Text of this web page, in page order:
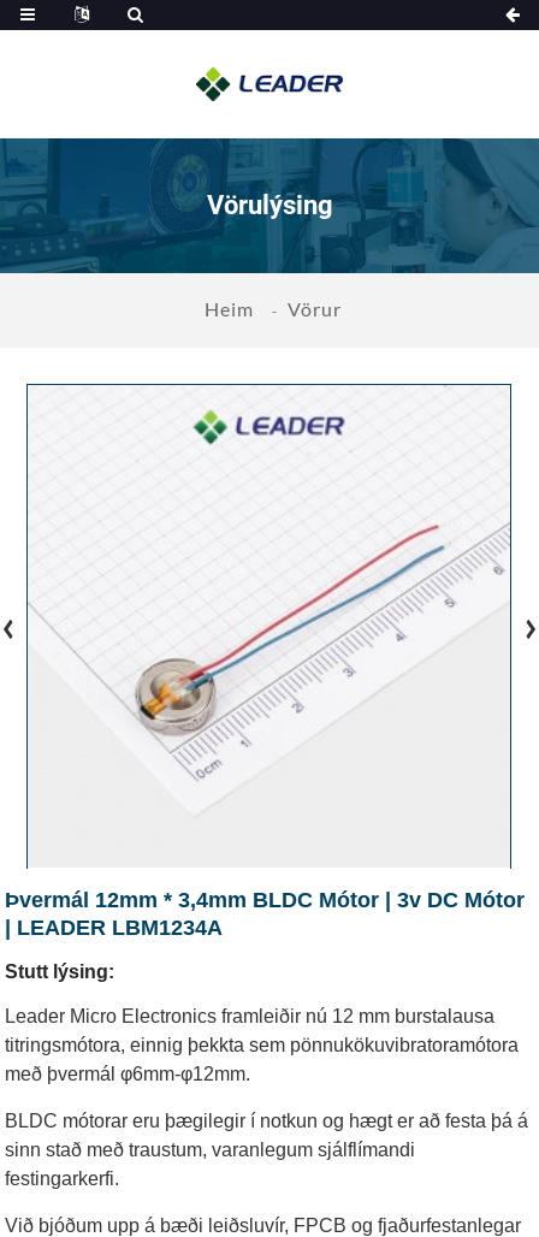
Vörulýsing
Heim Vörur
Þvermál 12mm * 3,4mm BLDC Mótor | 3v DC Mótor
| LEADER LBM1234A
Stutt lýsing:
Leader Micro Electronics framleiðir nú 12 mm burstalausa
titringsmótora, einnig þekkta sem pönnukökuvibratoramótora
með þvermál φ6mm-φ12mm.
BLDC mótorar eru þægilegir í notkun og hægt er að festa þá á
sinn stað með traustum, varanlegum sjálflímandi
festingarkerfi.
Við bjóðum upp á bæði leiðsluvír, FPCB og fjaðurfestanlegar